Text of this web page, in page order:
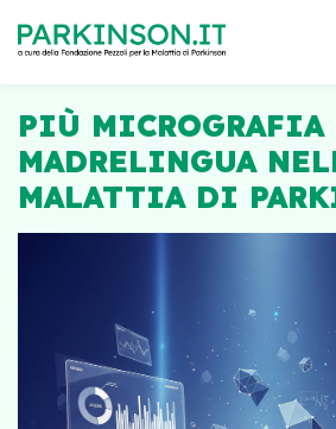
PIÙ MICROGRAFIA
MADRELINGUA
MALATTIA DI